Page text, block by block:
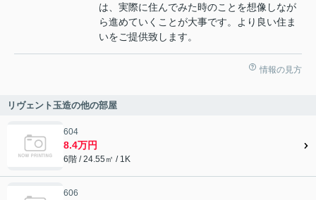
は、実際に住んでみた時のことを想像しなが
ら進めていくことが大事です。より良い住ま
いをご提供致します。
情報の見方
リヴェント玉造の他の部屋
604
8.4万円
6階 / 24.55㎡ / 1K
606